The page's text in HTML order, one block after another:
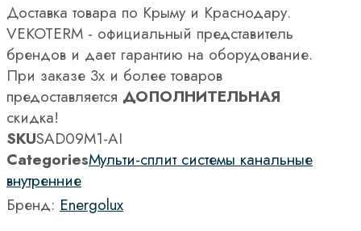
Доставка товара по Крыму и Краснодару.
VEKOTERM - официальный представитель
брендов и дает гарантию на оборудование.
При заказе 3х и более товаров
предоставляется ДОПОЛНИТЕЛЬНАЯ
скидка!
SKUSAD09M1-AI
CategoriesМульти-сплит системы канальные
внутренние
Бренд: Energolux